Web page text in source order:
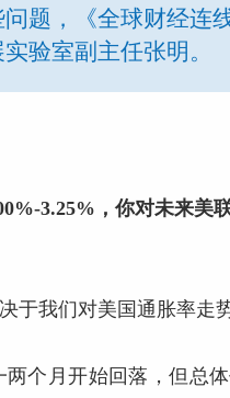
题，《全球财经连
验室副主任张明。
3.25%，你对未来美
于我们对美国通胀率走
个月开始回落，但总